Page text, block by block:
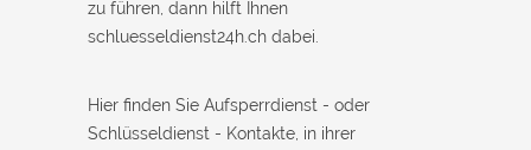
zu führen, dann hilft Ihnen
schluesseldienst24h.ch dabei.
Hier finden Sie Aufsperrdienst - oder
Schlüsseldienst - Kontakte, in ihrer